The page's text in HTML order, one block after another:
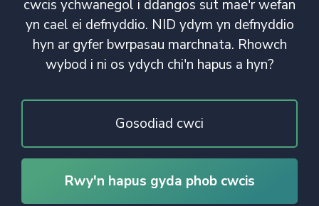
cwcis ychwanegol i ddangos sut mae'r wefan
yn cael ei defnyddio. NID ydym yn defnyddio
hyn ar gyfer bwrpasau marchnata. Rhowch
wybod i ni os ydych chi'n hapus a hyn?
Gosodiad cwci
Rwy'n hapus gyda phob cwcis
© Hawlfraint 2020. Cedwir Pob Hawl